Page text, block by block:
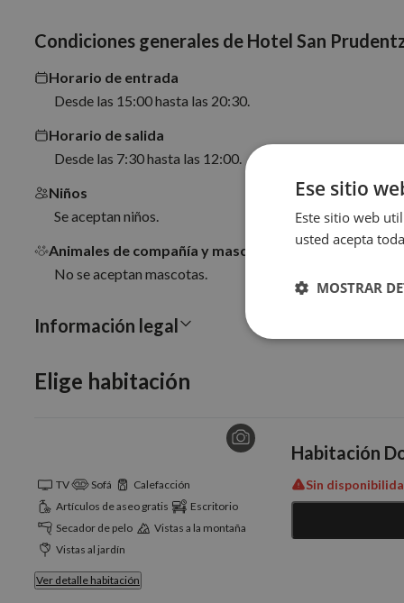
Condiciones generales de Hotel San
Horario de entrada
Desde las 15:00 hasta las 20:30.
Horario de salida
Desde las 7:30 hasta las 12:00.
Niños
Se aceptan niños.
Animales de compañía y mascotas
No se aceptan mascotas.
Información legal
Elige habitación
TV Sofá
Calefacción
Artículos de aseo gratis
Escritorio
Secador de pelo
Vistas a la montaña
Vistas al jardín
Ver detalle habitación
Habitación
Sin
Ese sitio
Este sitio web
usted acepta
MOSTRAR
Cookies